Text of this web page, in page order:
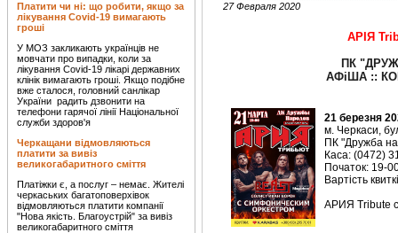
Платити чи ні: що робити, якщо за
лікування Covid-19 вимагають
гроші
У МОЗ закликають українців не
мовчати про випадки, коли за
лікування Covid-19 лікарі державних
клінік вимагають гроші. Якщо подібне
вже сталося, головний санлікар
України радить дзвонити на
телефони гарячої лінії Національної
служби здоров'я
Черкащани відмовляються
платити за вивіз
великогабаритного сміття
Платіжки є, а послуг – немає. Жителі
черкаських багатоповерхівок
відмовляються платити компанії
"Нова якість. Благоустрій" за вивіз
великогабаритного сміття
27 Февраля 2020
АРІЯ
ПК
АФіША ::
21 березня
м. Черкаси,
ПК "Дружба
Каса: (0472)
Початок: 19-
Вартість
АРИЯ Tribute